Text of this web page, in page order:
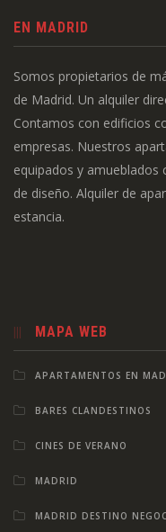
EN MADRID
Somos propietarios de
de Madrid. Un alquiler
Contamos con edificios
empresas. Nuestros
equipados y amueblados
de diseño. Alquiler de
estancia.
MAPA WEB
APARTAMENTOS EN
BARES CLANDESTINOS
CINES DE VERANO
MADRID
MADRID DESTINO